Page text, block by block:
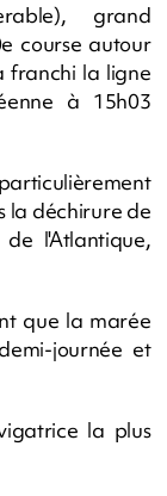
grand
course autour
franchi la ligne
à 15h03
la déchirure de
l'Atlantique,
que la marée
journée et
la plus